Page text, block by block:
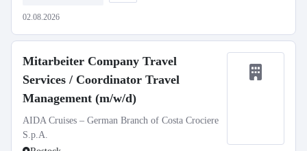
02.08.2026
Mitarbeiter Company Travel
Services / Coordinator Travel
Management (m/w/d)
AIDA Cruises – German Branch of Costa Crociere
S.p.A.